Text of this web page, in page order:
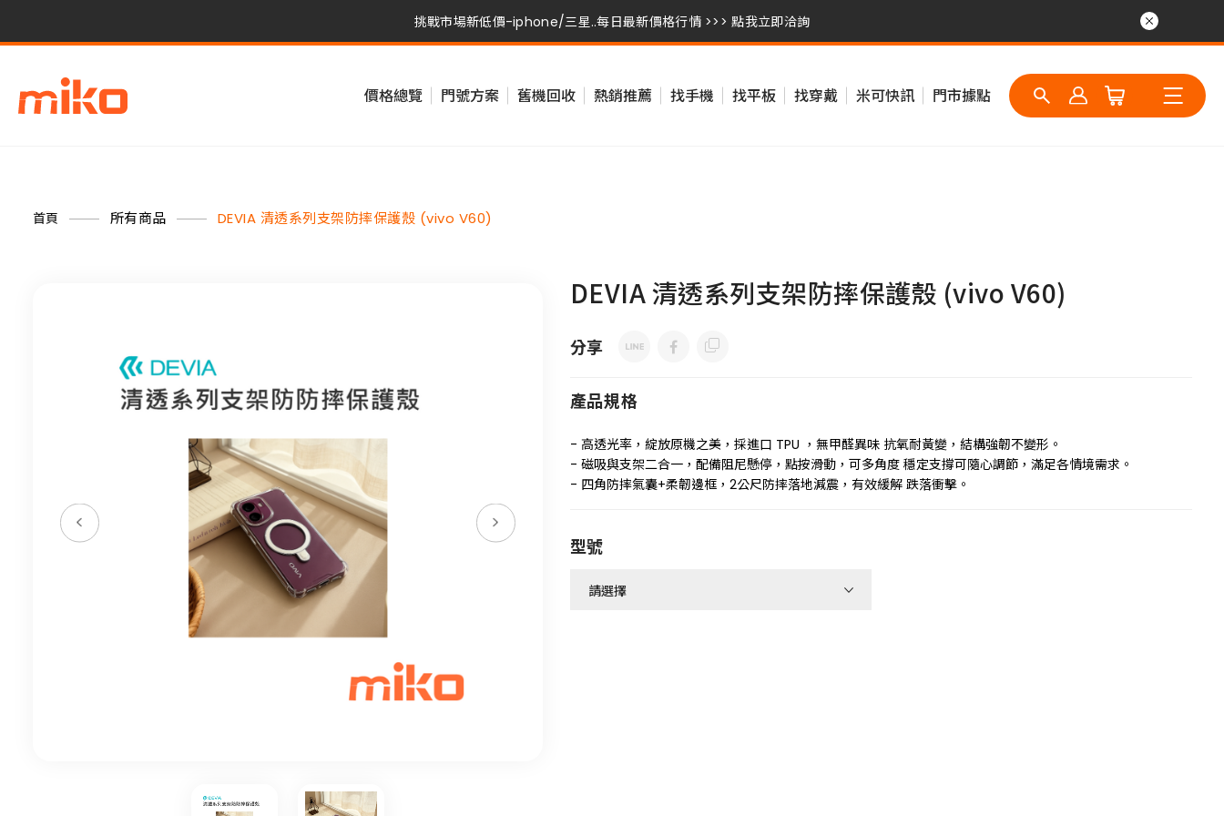
挑戰市場新低價-iphone/三星..每日最新價格行情 >>> 點我立即洽詢
挑戰市場新低價-iphone/三星..每日最新價格行情 >>> 點我立即洽詢
價格總覽 門號方案 舊機回收 熱銷推薦 找手機 找平板 找穿戴 米可快訊 門市據點
首頁 所有商品 DEVIA 清透系列支架防摔保護殼 (vivo V60)
DEVIA 清透系列支架防摔保護殼 (vivo V60)
分享
產品規格
- 高透光率，綻放原機之美，採進口 TPU ，無甲醛異味 抗氧耐黃變，結構強韌不變形。
- 磁吸與支架二合一，配備阻尼懸停，點按滑動，可多角度 穩定支撐可隨心調節，滿足各情境需求。
- 四角防摔氣囊+柔韌邊框，2公尺防摔落地減震，有效緩解 跌落衝擊。
型號